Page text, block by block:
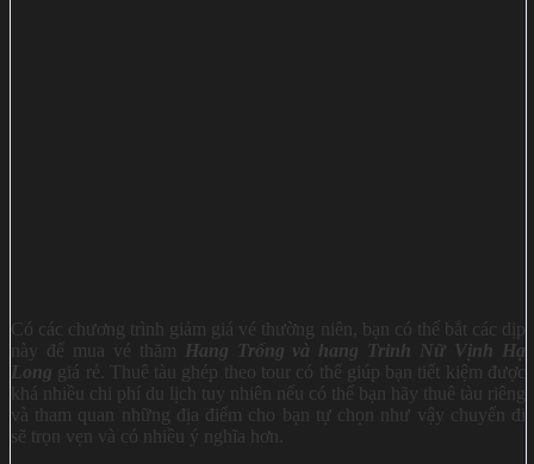
Có các chương trình giảm giá vé thường niên, bạn có thể bắt các dịp
này để mua vé thăm Hang Trống và hang Trinh Nữ Vịnh Hạ
Long giá rẻ. Thuê tàu ghép theo tour có thể giúp bạn tiết kiệm được
khá nhiều chi phí du lịch tuy nhiên nếu có thể bạn hãy thuê tàu riêng
và tham quan những địa điểm cho bạn tự chọn như vậy chuyến đi
sẽ trọn vẹn và có nhiều ý nghĩa hơn.